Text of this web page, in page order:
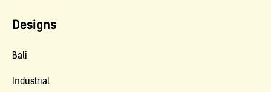
Designs
Bali
Industrial